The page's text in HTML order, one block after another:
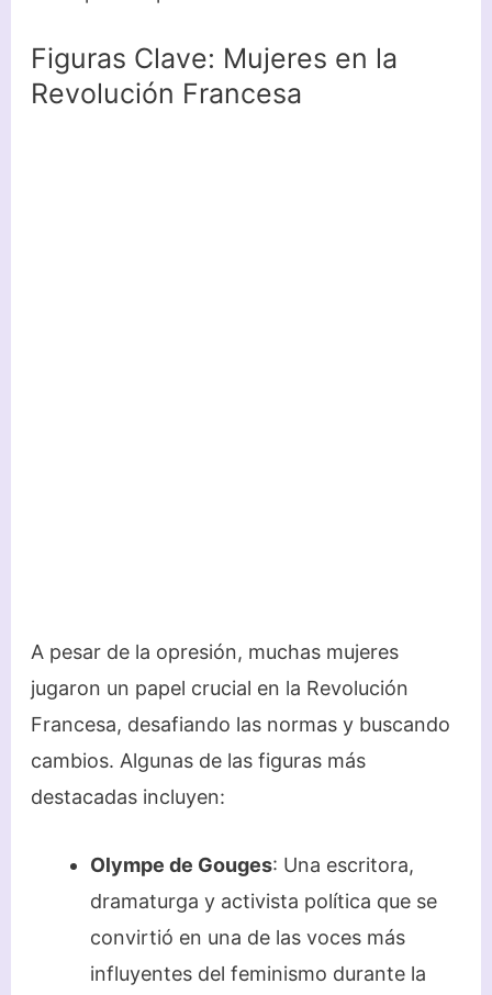
Figuras Clave: Mujeres en la
Revolución Francesa
A pesar de la opresión, muchas mujeres
jugaron un papel crucial en la Revolución
Francesa, desafiando las normas y buscando
cambios. Algunas de las figuras más
destacadas incluyen:
Olympe de Gouges: Una escritora,
dramaturga y activista política que se
convirtió en una de las voces más
influyentes del feminismo durante la